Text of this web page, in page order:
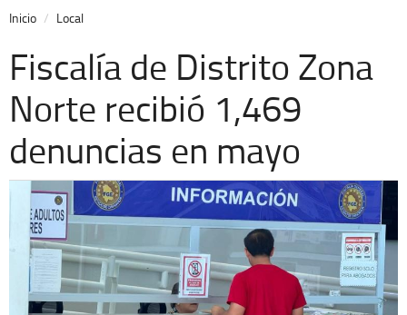
Opinión
Cronos
Economía
Espectáculos
Extra +
Inicio Local
Fiscalía de Distrito Zona
Norte recibió 1,469
denuncias en mayo